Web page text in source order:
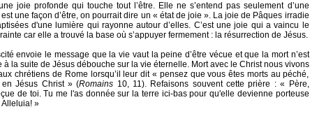
joie profonde qui touche tout l’être. Elle ne s’entend pas seulement d’une
une façon d’être, on pourrait dire un « état de joie ». La joie de Pâques irradie
d'une lumière qui rayonne autour d’elles. C’est une joie qui a vaincu le
car elle a trouvé la base où s’appuyer fermement : la résurrection de Jésus.
envoie le message que la vie vaut la peine d’être vécue et que la mort n’est
à la suite de Jésus débouche sur la vie éternelle. Mort avec le Christ nous vivons
chrétiens de Rome lorsqu’il leur dit « pensez que vous êtes morts au péché,
Jésus Christ » (Romains 10, 11). Refaisons souvent cette prière : « Père,
de toi. Tu me l'as donnée sur la terre ici-bas pour qu'elle devienne porteuse
»